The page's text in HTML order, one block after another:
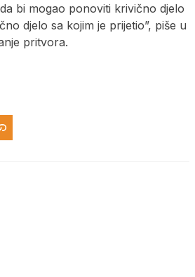
bi mogao ponoviti krivično djelo
djelo sa kojim je prijetio”, piše u
pritvora.